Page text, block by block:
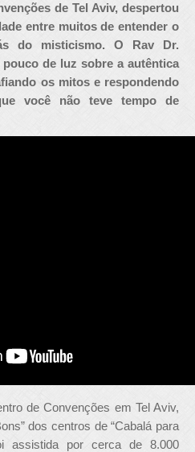
de Tel Aviv, despertou
entre muitos de entender o
do misticismo. O Rav Dr.
de luz sobre a autêntica
os mitos e respondendo
você não teve tempo de
de Convenções em Tel Aviv,
dos centros de “Cabalá para
assistida por cerca de 8.000